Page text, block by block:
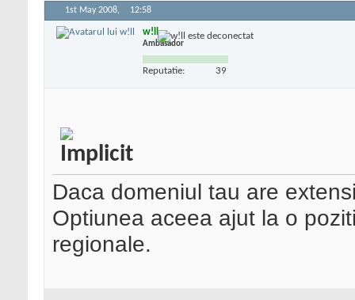
1st May 2008, 12:58
w!ll
Ambasador
Reputatie: 39
Daca domeniul tau are
Optiunea aceea ajut la o
regionale.